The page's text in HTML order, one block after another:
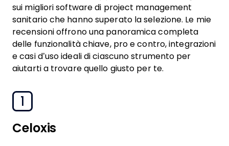
sui migliori software di project management
sanitario che hanno superato la selezione. Le mie
recensioni offrono una panoramica completa
delle funzionalità chiave, pro e contro, integrazioni
e casi d’uso ideali di ciascuno strumento per
aiutarti a trovare quello giusto per te.
1
Celoxis